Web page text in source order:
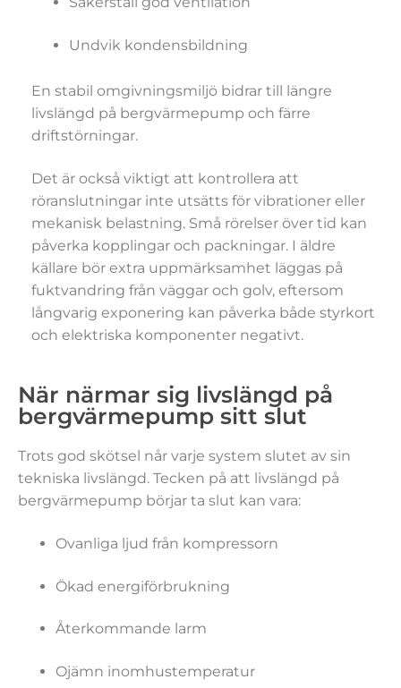
Undvik kondensbildning
En stabil omgivningsmiljö bidrar till längre
livslängd på bergvärmepump och färre
driftstörningar.
Det är också viktigt att kontrollera att
röranslutningar inte utsätts för vibrationer eller
mekanisk belastning. Små rörelser över tid kan
påverka kopplingar och packningar. I äldre
källare bör extra uppmärksamhet läggas på
fuktvandring från väggar och golv, eftersom
långvarig exponering kan påverka både styrkort
och elektriska komponenter negativt.
När närmar sig livslängd på
bergvärmepump sitt slut
Trots god skötsel når varje system slutet av sin
tekniska livslängd. Tecken på att livslängd på
bergvärmepump börjar ta slut kan vara:
Ovanliga ljud från kompressorn
Ökad energiförbrukning
Återkommande larm
Ojämn inomhustemperatur